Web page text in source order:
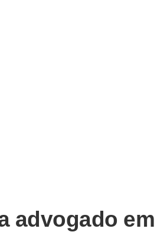
advogado em